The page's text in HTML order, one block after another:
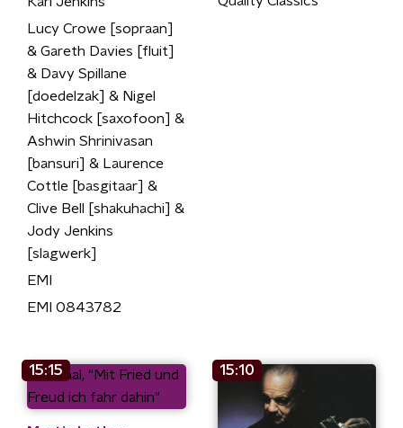
Lucy Crowe [sopraan]
& Gareth Davies [fluit]
& Davy Spillane
[doedelzak] & Nigel
Hitchcock [saxofoon] &
Ashwin Shrinivasan
[bansuri] & Laurence
Cottle [basgitaar] &
Clive Bell [shakuhachi] &
Jody Jenkins
[slagwerk]
EMI
EMI 0843782
15:15 15:10